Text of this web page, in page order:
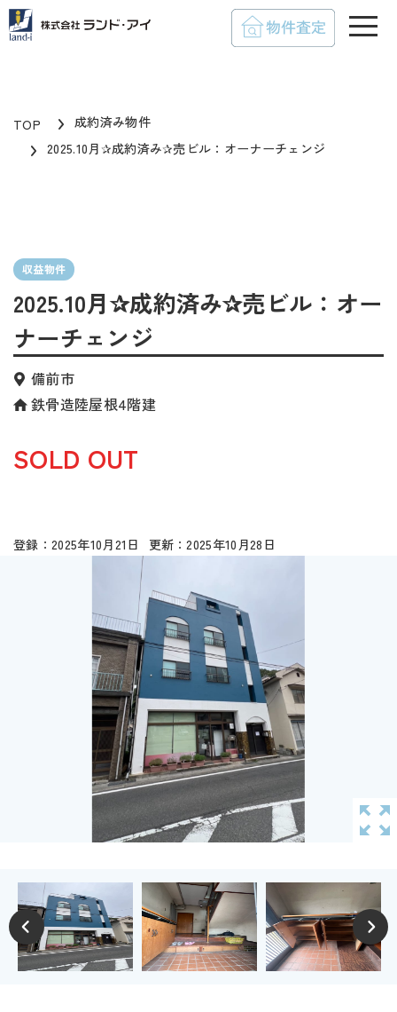
TOP
成約済み物件
2025.10月✰成約済み✰売ビル：オーナーチェンジ
収益物件
2025.10月✰成約済み✰売ビル：オー
ナーチェンジ
備前市
鉄骨造陸屋根4階建
SOLD OUT
2025年10月21日 2025年10月28日